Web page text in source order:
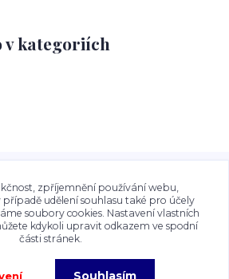
v kategoriích
Talocan.cz a
chráněny autorským právem. Jejich
písemného souhlasu provozovatele
zpříjemnění používání webu,
případě udělení souhlasu také pro účely
soubory cookies. Nastavení vlastních
kdykoli upravit odkazem ve spodní
části stránek.
Souhlasím